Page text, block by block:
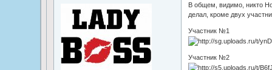
В общем, видимо, никто
делал, кроме двух
Участник №1
Участник №2